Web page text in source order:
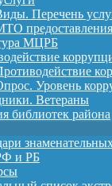
Перечень
МЦРБ
Уровень
Ветераны
библиотек района
и РБ